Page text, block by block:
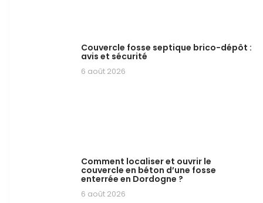
Couvercle fosse septique brico-dépôt :
avis et sécurité
6 août 2026
Comment localiser et ouvrir le
couvercle en béton d’une fosse
enterrée en Dordogne ?
6 août 2026